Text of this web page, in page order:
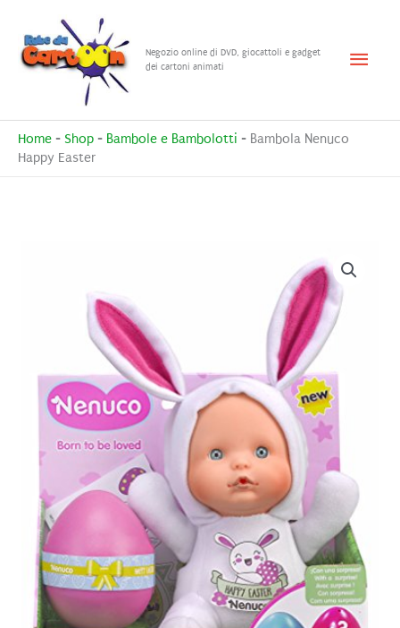
contenuto
Negozio online di DVD, giocattoli e gadget
dei cartoni animati
Menu
Home - Shop - Bambole e Bambolotti - Bambola Nenuco
Happy Easter